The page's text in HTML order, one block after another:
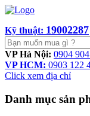
Kỹ thuật: 19002287
VP Hà Nội: 0904
VP HCM: 0903 122
Click xem địa chỉ
Danh mục sản